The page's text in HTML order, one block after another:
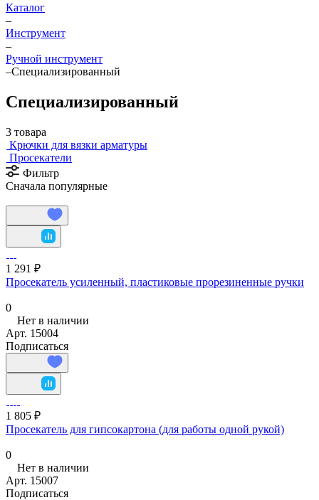
Каталог
–
Инструмент
–
Ручной инструмент
–Специализированный
Специализированный
3 товара
Крючки для вязки арматуры
Просекатели
Фильтр
Сначала популярные
1 291 ₽
Просекатель усиленный, пластиковые прорезиненные ручки
0
Нет в наличии
Арт. 15004
Подписаться
1 805 ₽
Просекатель для гипсокартона (для работы одной рукой)
0
Нет в наличии
Арт. 15007
Подписаться